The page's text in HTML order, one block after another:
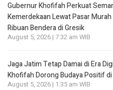
Gubernur Khofifah Perkuat
Kemerdekaan Lewat Pasar
Ribuan Bendera di Gresik
August 5, 2026 | 7:32 am WIB
Jaga Jatim Tetap Damai di Era
Khofifah Dorong Budaya Positif
August 5, 2026 | 1:35 am WIB